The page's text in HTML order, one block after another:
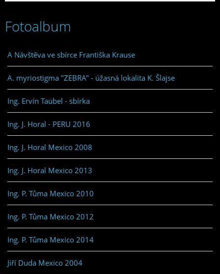
Fotoalbum
A Návštěva ve sbírce Františka Krause
A. myriostigma "ZEBRA" - úžasná lokalita K. Šlajse
Ing. Ervín Taübel - sbírka
Ing. J. Horal - PERU 2016
Ing. J. Horal Mexico 2008
Ing. J. Horal Mexico 2013
Ing. P. Tůma Mexico 2010
Ing. P. Tůma Mexico 2012
Ing. P. Tůma Mexico 2014
Jiří Duda Mexico 2004